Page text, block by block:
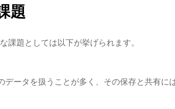
題
課題としては以下が挙げられます。
ータを扱うことが多く、その保存と共有に